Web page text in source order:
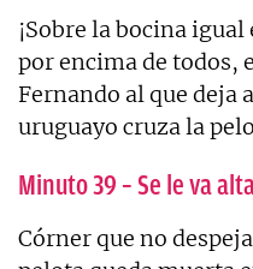
¡Sobre la bocina
por encima de todos,
Fernando al que deja
uruguayo cruza la
Minuto 39 – Se le va
Córner que no